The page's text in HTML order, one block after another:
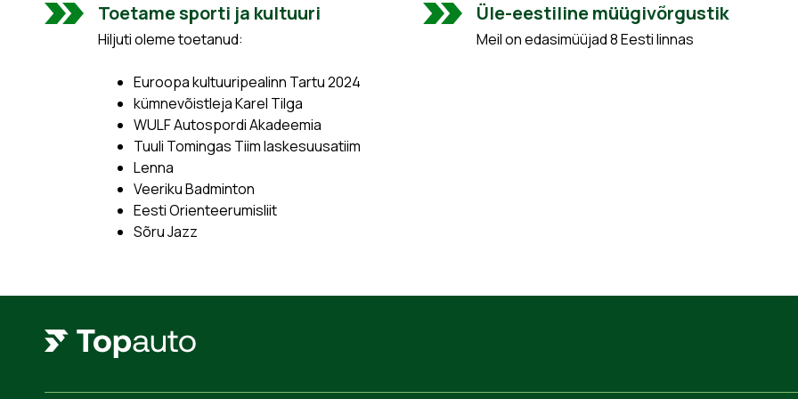
Toetame sporti ja kultuuri
Hiljuti oleme toetanud:
Euroopa kultuuripealinn Tartu 2024
kümnevõistleja Karel Tilga
WULF Autospordi Akadeemia
Tuuli Tomingas Tiim laskesuusatiim
Lenna
Veeriku Badminton
Eesti Orienteerumisliit
Sõru Jazz
Üle-eestiline müügivõrgustik
Meil on edasimüüjad 8 Eesti linnas